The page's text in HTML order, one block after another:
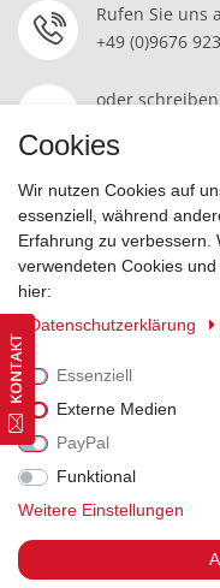
Rufen Sie uns
+49 (0)9676
oder
Widerrufsrecht |
Cookies
Wir nutzen Cookies auf
essenziell, während
Erfahrung zu verbessern.
verwendeten Cookies
hier:
Daten­schutz­erklärung
Essenziell
Externe Medien
PayPal
Funktional
Weitere Einstellungen